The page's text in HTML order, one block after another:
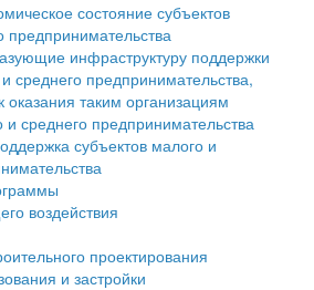
воздействия
проектирования
и застройки
состояние субъектов
предпринимательства
инфраструктуру поддержки
среднего предпринимательства,
оказания таким организациям
среднего предпринимательства
субъектов малого и
воздействия
проектирования
и застройки